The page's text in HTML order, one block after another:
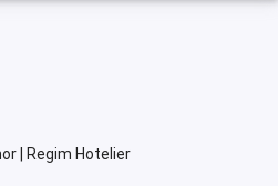
| Regim Hotelier